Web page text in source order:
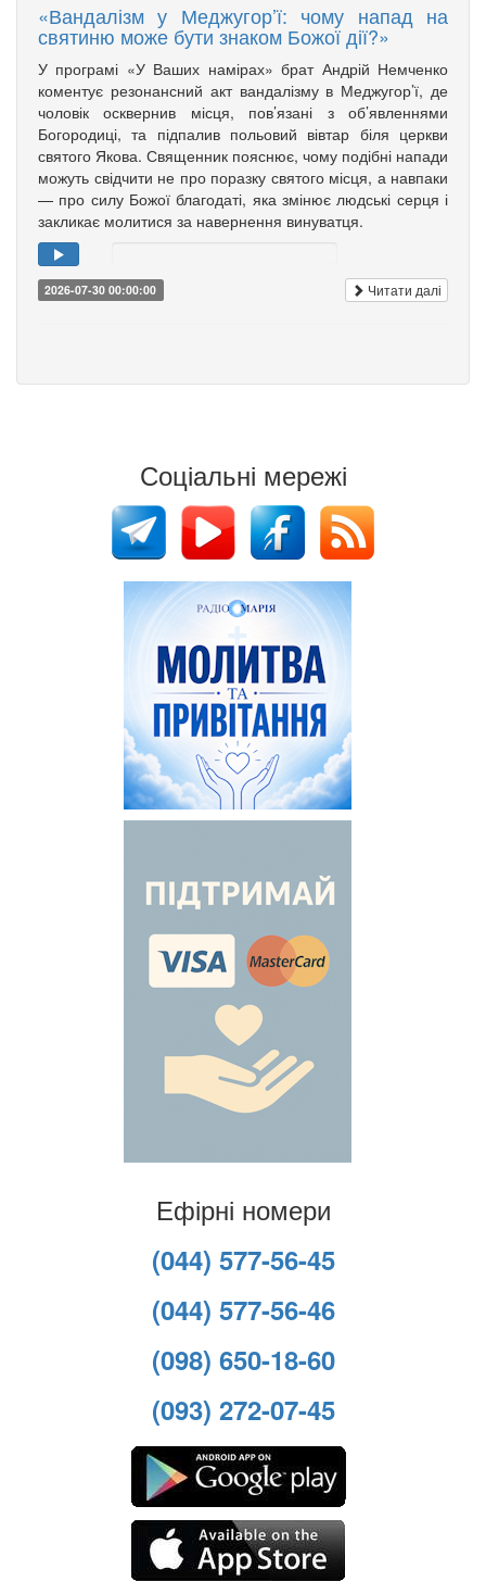
«Вандалізм у Меджугор’ї: чому напад на
святиню може бути знаком Божої дії?»
У програмі «У Ваших намірах» брат Андрій Немченко
коментує резонансний акт вандалізму в Меджугор’ї, де
чоловік осквернив місця, пов’язані з об’явленнями
Богородиці, та підпалив польовий вівтар біля церкви
святого Якова. Священник пояснює, чому подібні напади
можуть свідчити не про поразку святого місця, а навпаки
— про силу Божої благодаті, яка змінює людські серця і
закликає молитися за навернення винуватця.
2026-07-30 00:00:00 Читати далі
Соціальні мережі
Ефірні номери
(044) 577-56-45
(044) 577-56-46
(098) 650-18-60
(093) 272-07-45